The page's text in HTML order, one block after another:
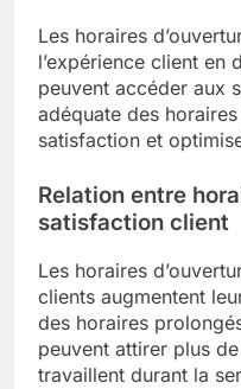
Les horaires
l’expérience client en
peuvent accéder aux
adéquate des
satisfaction et
Relation entre
satisfaction client
Les horaires
clients augmentent
des horaires
peuvent attirer plus
travaillent durant la